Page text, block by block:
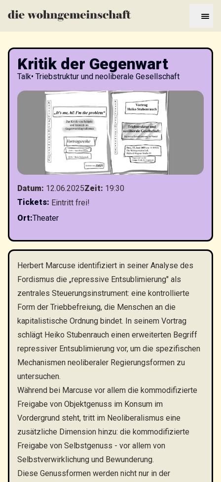
Kritik der Gegenwart
Talk• Triebstruktur und neoliberale Gesellschaft
Datum: 12.06.2025Zeit: 19:30
Tickets: Eintritt frei!
Ort:Theater
Herbert Marcuse identifiziert in seiner Analyse des
Fordismus die „repressive Entsublimierung" als
zentrales Steuerungsinstrument: eine kontrollierte
Form der Triebbefreiung, die Menschen an die
kapitalistische Ordnung bindet. In seinem Vortrag
schlägt Heiko Stubenrauch einen erweiterten Begriff
repressiver Entsublimierung vor, um die spezifischen
Mechanismen neoliberaler Regierungsformen zu
untersuchen.
Während bei Marcuse vor allem die kommodifizierte
Freigabe von Objektgenuss im Konsum im
Vordergrund steht, tritt im Neoliberalismus eine
zusätzliche Dimension hinzu: die kommodifizierte
Freigabe von Selbstgenuss - vor allem von
Selbstverwirklichung und Bewunderung.
Diese Genussformen werden nicht nur in der